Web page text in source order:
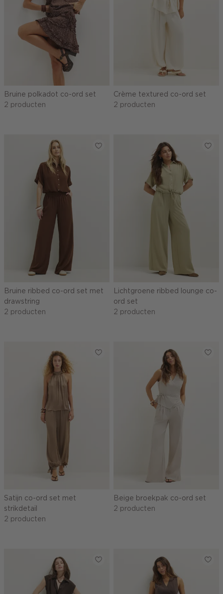
Bruine polkadot co-ord set
2 producten
Crème textured co-ord set
2 producten
Bruine ribbed co-ord set met
drawstring
2 producten
Lichtgroene ribbed lounge co-
ord set
2 producten
Satijn co-ord set met
strikdetail
2 producten
Beige broekpak co-ord set
2 producten